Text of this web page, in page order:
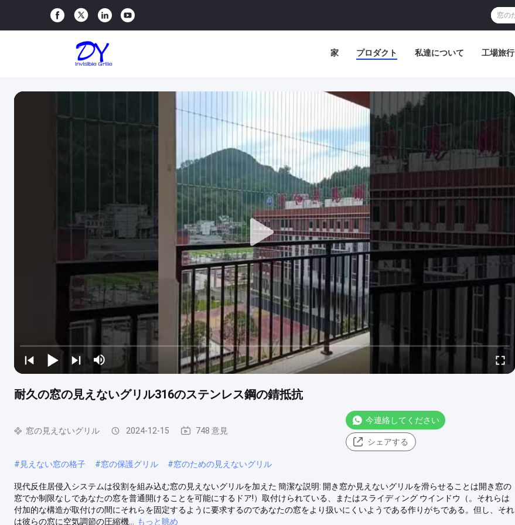
家 プロダクト 私達について 工場旅行
耐久の窓の見えないグリル316のステンレス鋼の錆抵抗
窓の見えないグリル 2024-12-15 748 意見
今連絡してください
シェアする
# 見えない窓の格子 #窓の保護グリル #窓のための見えないグリル
現代反住居侵入システムは役割を組み込む窓の見えないグリルを加えた 簡潔な説明: 開き窓か見えないグリルを滑らせることは開き窓の
窓でか制限なしであなたの窓を普通開けることを可能にするドア!）取付けられている、またはスライディング ウインドウ（。それらは
付加的な構造が取付けの間にそれらを固定するように要求するのであなたの窓をより扱いにくいようである作りがちである。但し、それ
は彼らの窓に空気調節の圧縮機...
もっと眺め